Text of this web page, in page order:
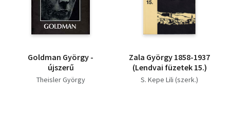
Goldman György -
újszerű
Theisler György
Zala György 1858-1937
(Lendvai füzetek 15.)
S. Kepe Lili (szerk.)